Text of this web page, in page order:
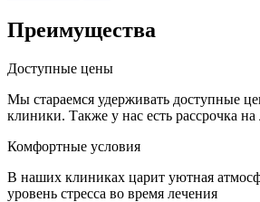
Преимущества
Доступные цены
Мы стараемся удерживать доступные
клиники. Также у нас есть рассрочка на
Комфортные условия
В наших клиниках царит уютная
уровень стресса во время лечения